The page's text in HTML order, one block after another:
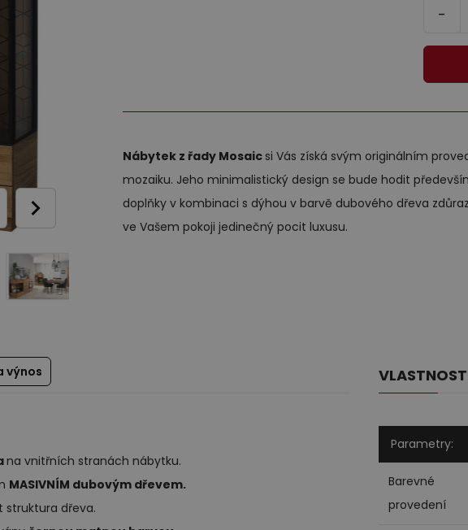
Výprodej
-
Nábytek z řady Mosaic si Vás získá svým originálním
mozaiku. Jeho minimalistický design se bude hodit
doplňky v kombinaci s dýhou v barvě dubového dřeva
ve Vašem pokoji jedinečný pocit luxusu.
výnos
na vnitřních stranách nábytku.
MASIVNÍM dubovým dřevem.
struktura dřeva.
Parametry:
Barevné
provedení